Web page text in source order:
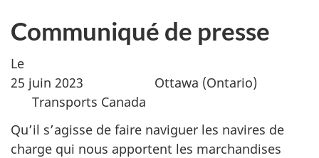
Communiqué de presse
Le
25 juin 2023 Ottawa (Ontario)
Transports Canada
Qu’il s’agisse de faire naviguer les navires de
charge qui nous apportent les marchandises